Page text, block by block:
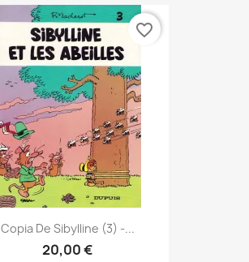
Copia De Sibylline (3) -...
20,00 €
favorite_border